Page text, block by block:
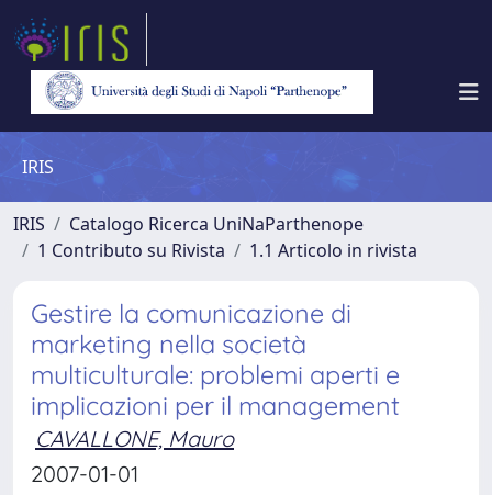
IRIS
IRIS
Catalogo Ricerca UniNaParthenope
1 Contributo su Rivista
1.1 Articolo in rivista
Gestire la comunicazione di
marketing nella società
multiculturale: problemi aperti e
implicazioni per il management
CAVALLONE, Mauro
2007-01-01